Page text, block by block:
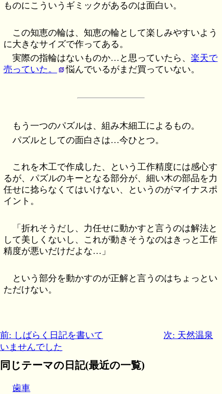
ものにこういうギミックがあるのは面白い。
この知恵の輪は、知恵の輪として楽しみやすいよう
に大きなサイズで作ってある。
実際の指輪はないものか…と思っていたら、楽天で
売っていた。
悩んでいるがまだ買っていない。
もう一つのパズルは、組み木細工によるもの。
パズルとしての面白さは…今ひとつ。
これを木工で作成した、という工作精度には感心す
るが、パズルのキーとなる部分が、細い木の部品を力
任せに捻らなくてはいけない、というのがマイナスポ
イント。
「折れそうだし、力任せに動かすと言うのは解法と
して美しくないし、これが動きそうなのはきっと工作
精度が悪いだけだよな…」
という部分を動かすのが正解と言うのはちょっとい
ただけない。
前: しばらく日記を書いて
いませんでした
次: 天然温泉
同じテーマの日記(最近の一覧)
歯車